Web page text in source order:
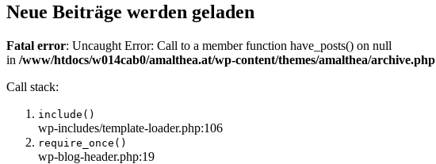
Neue Beiträge werden geladen
Fatal error: Uncaught Error: Call to a member function have_posts() on null
in /www/htdocs/w014cab0/amalthea.at/wp-content/themes/amalthea/archive.php
Call stack:
include()
wp-includes/template-loader.php:106
require_once()
wp-blog-header.php:19